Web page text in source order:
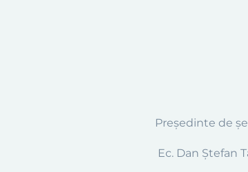
Preşedinte de
Ec.Dan Ștefan